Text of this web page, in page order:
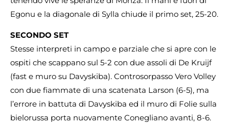
Egonu e la diagonale di Sylla chiude il primo set, 25-20.
SECONDO SET
Stesse interpreti in campo e parziale che si apre con le
ospiti che scappano sul 5-2 con due assoli di De Kruijf
(fast e muro su Davyskiba). Controsorpasso Vero Volley
con due fiammate di una scatenata Larson (6-5), ma
l’errore in battuta di Davyskiba ed il muro di Folie sulla
bielorussa porta nuovamente Conegliano avanti, 8-6.